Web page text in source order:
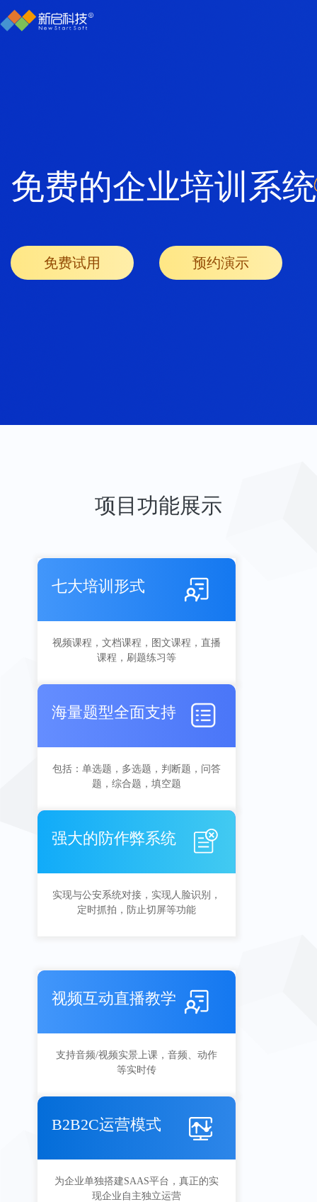
免费的企业培训系统
免费试用 预约演示
项目功能展示
七大培训形式
视频课程，文档课程，图文课程，直播
课程，刷题练习等
海量题型全面支持
包括：单选题，多选题，判断题，问答
题，综合题，填空题
强大的防作弊系统
实现与公安系统对接，实现人脸识别，
定时抓拍，防止切屏等功能
视频互动直播教学
支持音频/视频实景上课，音频、动作
等实时传
B2B2C运营模式
为企业单独搭建SAAS平台，真正的实
现企业自主独立运营